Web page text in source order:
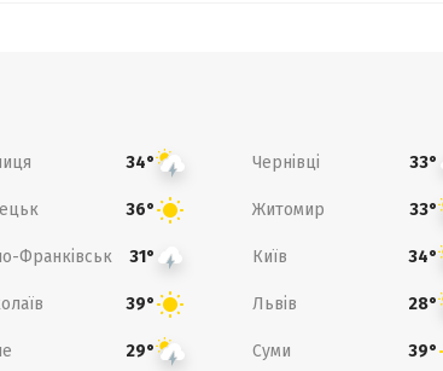
34° Чернівці 33°
36° Житомир 33°
Франківськ 31° Київ 34°
39° Львів 28°
29° Суми 39°